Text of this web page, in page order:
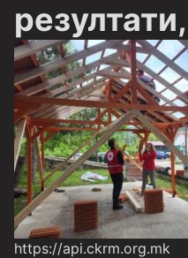
https://api.ckrm.org.mk